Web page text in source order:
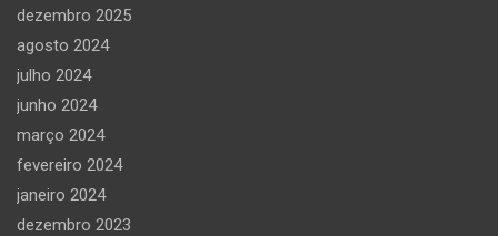
dezembro 2025
agosto 2024
julho 2024
junho 2024
março 2024
fevereiro 2024
janeiro 2024
dezembro 2023